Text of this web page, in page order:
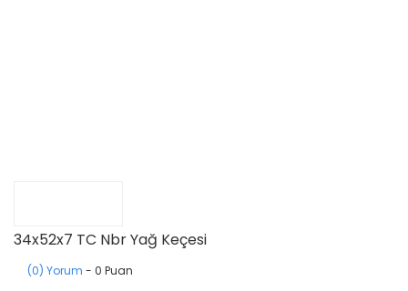
34x52x7 TC Nbr Yağ Keçesi
(0) Yorum - 0 Puan